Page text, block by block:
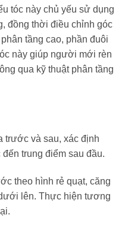
tóc này chủ yếu sử dụng
đồng thời điều chỉnh góc
tầng cao, phần đuôi
này giúp người mới rèn
qua kỹ thuật phân tầng
trước và sau, xác định
trung điểm sau đầu.
theo hình rẻ quạt, căng
lên. Thực hiện tương